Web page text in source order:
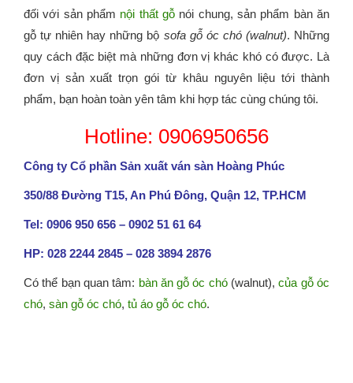
đối với sản phẩm nội thất gỗ nói chung, sản phẩm bàn ăn
gỗ tự nhiên hay những bộ sofa gỗ óc chó (walnut). Những
quy cách đặc biệt mà những đơn vị khác khó có được. Là
đơn vị sản xuất trọn gói từ khâu nguyên liệu tới thành
phẩm, bạn hoàn toàn yên tâm khi hợp tác cùng chúng tôi.
Hotline: 0906950656
Công ty Cổ phần Sản xuất ván sàn Hoàng Phúc
350/88 Đường T15, An Phú Đông, Quận 12, TP.HCM
Tel: 0906 950 656 – 0902 51 61 64
HP: 028 2244 2845 – 028 3894 2876
Có thể bạn quan tâm: bàn ăn gỗ óc chó(walnut),của gỗ óc
chó, sàn gỗ óc chó, tủ áo gỗ óc chó.